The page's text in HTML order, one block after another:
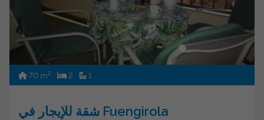
70 m2 2 1
شقة للإيجار في Fuengirola